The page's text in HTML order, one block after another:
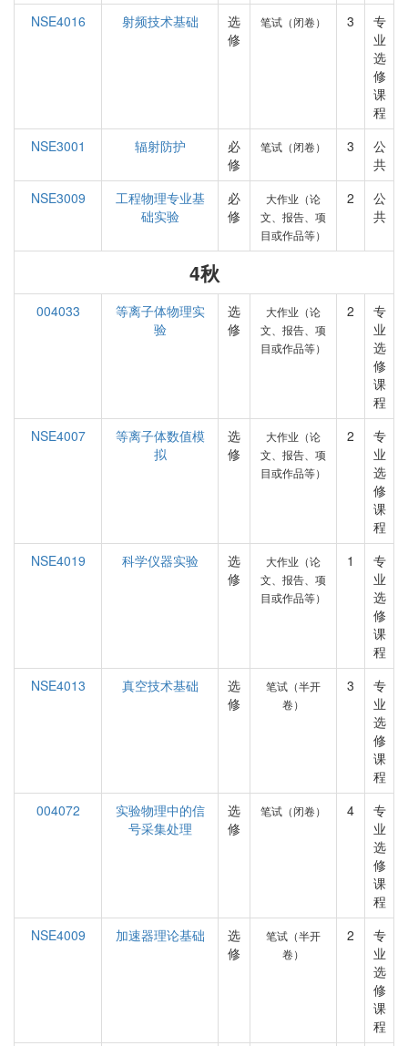
NSE4016
射频技术基础
选
修
笔试（闭卷） 3
专
业
选
修
课
程
NSE3001
辐射防护
必
修
笔试（闭卷） 3
公
共
NSE3009
工程物理专业基
础实验
必
修
大作业（论
文、报告、项
目或作品等）
2
公
共
4秋
004033
等离子体物理实
验
选
修
大作业（论
文、报告、项
目或作品等）
2
专
业
选
修
课
程
NSE4007
等离子体数值模
拟
选
修
大作业（论
文、报告、项
目或作品等）
2
专
业
选
修
课
程
NSE4019
科学仪器实验
选
修
大作业（论
文、报告、项
目或作品等）
1
专
业
选
修
课
程
NSE4013
真空技术基础
选
修
笔试（半开
卷）
3
专
业
选
修
课
程
004072
实验物理中的信
号采集处理
选
修
笔试（闭卷） 4
专
业
选
修
课
程
NSE4009
加速器理论基础
选
修
笔试（半开
卷）
2
专
业
选
修
课
程